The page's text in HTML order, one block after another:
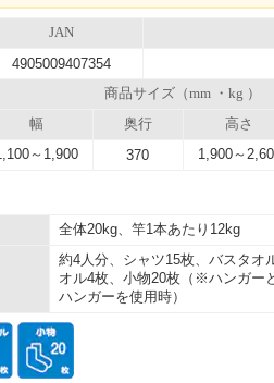
JAN
4905009407354
商品サイズ（mm ・kg ）
幅 奥行 高さ
～1,900 370 1,900～
全体20kg、竿1本あたり12kg
約4人分、シャツ15枚、バスタオ
オル4枚、小物20枚（※ハンガー
ハンガーを使用時）